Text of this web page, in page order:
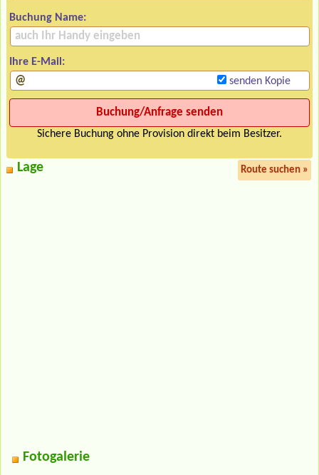
Buchung Name:
Ihre E-Mail:
senden Kopie
Sichere Buchung ohne Provision direkt beim Besitzer.
Lage Route suchen »
Fotogalerie